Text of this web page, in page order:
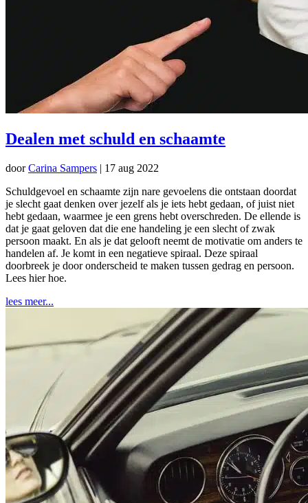
Dealen met schuld en schaamte
doorCarina Sampers | 17 aug 2022
Schuldgevoel en schaamte zijn nare gevoelens die ontstaan doordat
je slecht gaat denken over jezelf als je iets hebt gedaan, of juist niet
hebt gedaan, waarmee je een grens hebt overschreden. De ellende is
dat je gaat geloven dat die ene handeling je een slecht of zwak
persoon maakt. En als je dat gelooft neemt de motivatie om anders te
handelen af. Je komt in een negatieve spiraal. Deze spiraal
doorbreek je door onderscheid te maken tussen gedrag en persoon.
Lees hier hoe.
lees meer...